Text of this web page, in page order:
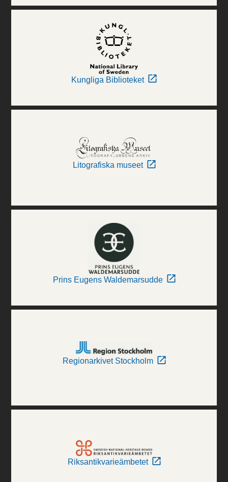
Kungliga Biblioteket
Litografiska museet
Prins Eugens Waldemarsudde
Regionarkivet Stockholm
Riksantikvarieämbetet